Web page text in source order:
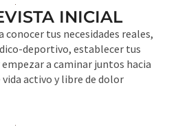
INICIAL
conocer tus necesidades reales,
deportivo, establecer tus
a caminar juntos hacia
activo y libre de dolor